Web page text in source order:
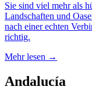
Sie sind viel mehr als
Landschaften und
nach einer echten
richtig.
Mehr lesen →
Andalucía